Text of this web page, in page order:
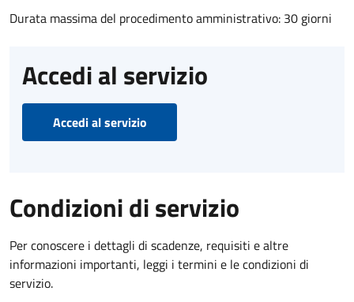
Durata massima del procedimento amministrativo: 30 giorni
Accedi al servizio
Accedi al servizio
Condizioni di servizio
Per conoscere i dettagli di scadenze, requisiti e altre
informazioni importanti, leggi i termini e le condizioni di
servizio.